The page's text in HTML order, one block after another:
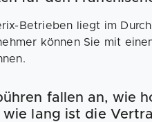
Betrieben liegt im
können Sie mit
fallen an, wie
wie lang ist die